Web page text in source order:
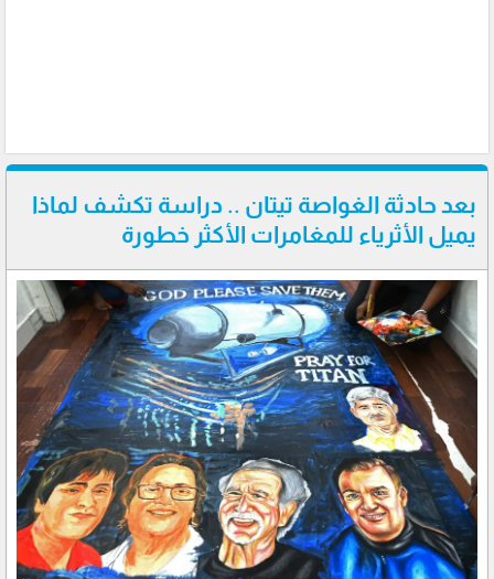
بعد حادثة الغواصة تيتان .. دراسة تكشف لماذا
يميل الأثرياء للمغامرات الأكثر خطورة